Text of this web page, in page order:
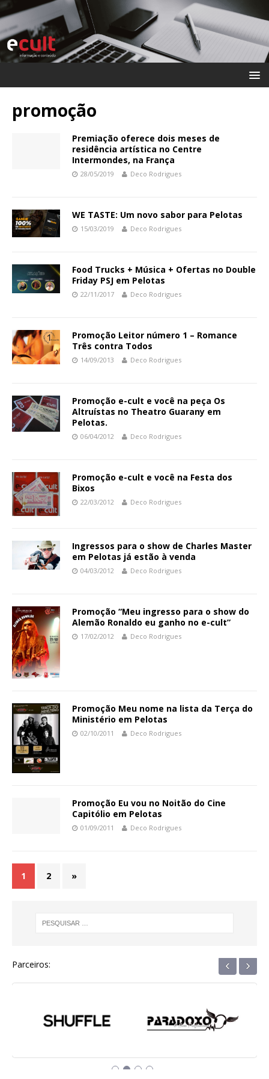
promoção
Premiação oferece dois meses de
residência artística no Centre
Intermondes, na França
28/05/2019 Deco Rodrigues
WE TASTE: Um novo sabor para Pelotas
15/03/2019 Deco Rodrigues
Food Trucks + Música + Ofertas no Double
Friday PSJ em Pelotas
22/11/2017 Deco Rodrigues
Promoção Leitor número 1 – Romance
Três contra Todos
14/09/2013 Deco Rodrigues
Promoção e-cult e você na peça Os
Altruístas no Theatro Guarany em
Pelotas.
06/04/2012 Deco Rodrigues
Promoção e-cult e você na Festa dos
Bixos
22/03/2012 Deco Rodrigues
Ingressos para o show de Charles Master
em Pelotas já estão à venda
04/03/2012 Deco Rodrigues
Promoção “Meu ingresso para o show do
Alemão Ronaldo eu ganho no e-cult”
17/02/2012 Deco Rodrigues
Promoção Meu nome na lista da Terça do
Ministério em Pelotas
02/10/2011 Deco Rodrigues
Promoção Eu vou no Noitão do Cine
Capitólio em Pelotas
01/09/2011 Deco Rodrigues
1 2 »
Parceiros: ‹ ›